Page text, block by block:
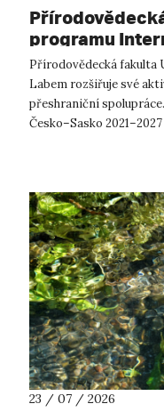
programu
přeshraniční
partnery
Přírodovědecká fakulta
Labem rozšiřuje své
přeshraniční
Česko–Sasko
23 / 07 / 2026